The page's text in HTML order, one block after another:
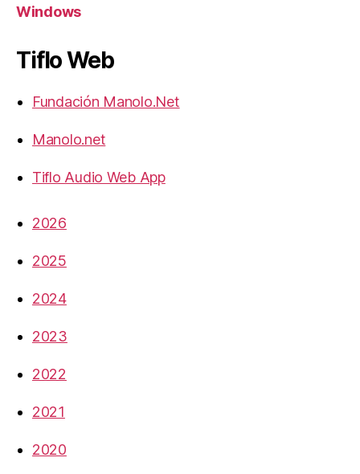
Windows
Tiflo Web
Fundación Manolo.Net
Manolo.net
Tiflo Audio Web App
2026
2025
2024
2023
2022
2021
2020